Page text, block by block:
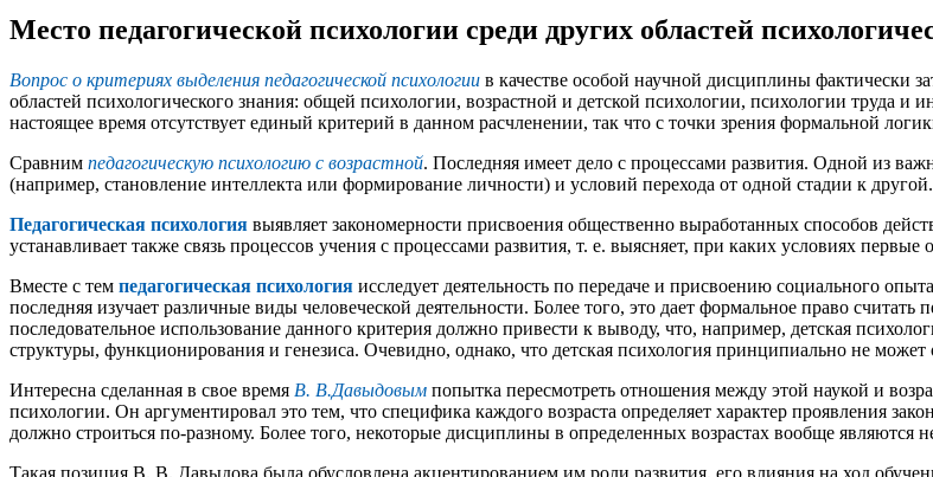
Место педагогической психологии среди других областей
Вопрос о критериях выделения педагогической психологии в качестве особой научной дисциплины фактически
областей психологического знания: общей психологии, возрастной и детской психологии, психологии труда
настоящее время отсутствует единый критерий в данном расчленении, так что с точки зрения формальной
Сравним педагогическую психологию с возрастной. Последняя имеет дело с процессами развития. Одной из
(например, становление интеллекта или формирование личности) и условий перехода от одной стадии к другой.
Педагогическая психология выявляет закономерности присвоения общественно выработанных способов
устанавливает также связь процессов учения с процессами развития, т. е. выясняет, при каких условиях
Вместе с тем педагогическая психология исследует деятельность по передаче и присвоению социального
последняя изучает различные виды человеческой деятельности. Более того, это дает формальное право
последовательное использование данного критерия должно привести к выводу, что, например, детская
структуры, функционирования и генезиса. Очевидно, однако, что детская психология принципиально не
Интересна сделанная в свое время В. В.Давыдовым попытка пересмотреть отношения между этой наукой и
психологии. Он аргументировал это тем, что специфика каждого возраста определяет характер проявления
должно строиться по-разному. Более того, некоторые дисциплины в определенных возрастах вообще являются
Такая позиция В. В. Давыдова была обусловлена акцентированием им роли развития, его влияния на ход